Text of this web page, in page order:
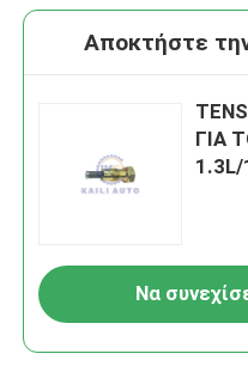
Αποκτήστε
ΓΙΑ
1.3L/
Να